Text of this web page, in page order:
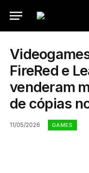
FireRed e
venderam
de cópias
11/05/2026 GAMES